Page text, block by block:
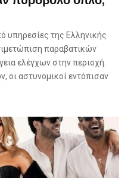
υπηρεσίες της Ελληνικής
παραβατικών
ελέγχων στην περιοχή.
οι αστυνομικοί εντόπισαν